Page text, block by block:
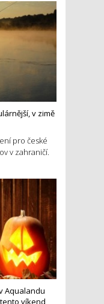
v zimě
pro české
v zahraničí.
Aqualandu
víkend